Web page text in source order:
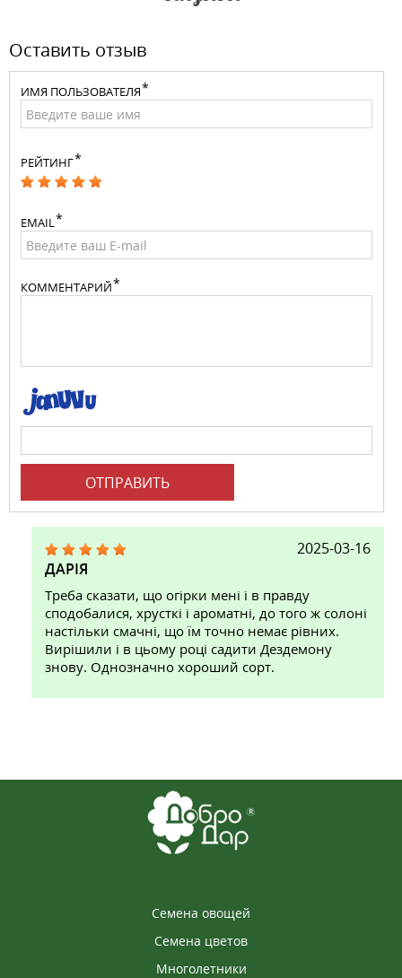
Оставить отзыв
ИМЯ ПОЛЬЗОВАТЕЛЯ
РЕЙТИНГ
EMAIL
КОММЕНТАРИЙ
ОТПРАВИТЬ
2025-03-16
ДАРІЯ
Треба сказати, що огірки мені і в правду
сподобалися, хрусткі і ароматні, до того ж солоні
настільки смачні, що їм точно немає рівних.
Вирішили і в цьому році садити Дездемону
знову. Однозначно хороший сорт.
Семена овощей
Семена цветов
Многолетники